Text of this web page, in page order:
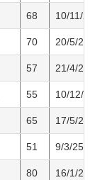
68 10/11/
70 20/5/
57 21/4/
55 10/12/
65 17/5/
51 9/3/2556
80 16/1/